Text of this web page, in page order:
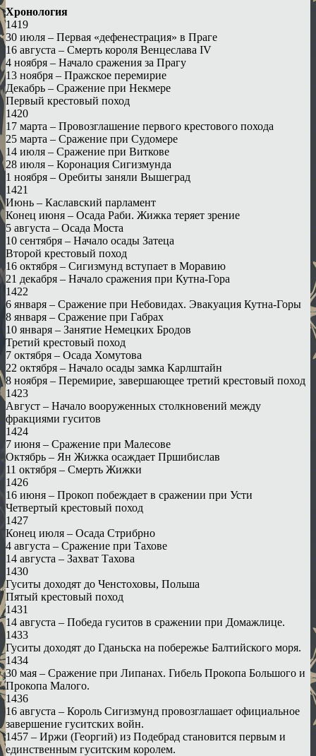
Хронология
1419
30 июля – Первая «дефенестрация» в Праге
16 августа – Смерть короля Венцеслава IV
4 ноября – Начало сражения за Прагу
13 ноября – Пражское перемирие
Декабрь – Сражение при Некмере
Первый крестовый поход
1420
17 марта – Провозглашение первого крестового похода
25 марта – Сражение при Судомере
14 июля – Сражение при Виткове
28 июля – Коронация Сигизмунда
1 ноября – Оребиты заняли Вышеград
1421
Июнь – Каславский парламент
Конец июня – Осада Раби. Жижка теряет зрение
5 августа – Осада Моста
10 сентября – Начало осады Затеца
Второй крестовый поход
16 октября – Сигизмунд вступает в Моравию
21 декабря – Начало сражения при Кутна-Гора
1422
6 января – Сражение при Небовидах. Эвакуация Кутна-Горы
8 января – Сражение при Габрах
10 января – Занятие Немецких Бродов
Третий крестовый поход
7 октября – Осада Хомутова
22 октября – Начало осады замка Карлштайн
8 ноября – Перемирие, завершающее третий крестовый поход
1423
Август – Начало вооруженных столкновений между
фракциями гуситов
1424
7 июня – Сражение при Малесове
Октябрь – Ян Жижка осаждает Пршибислав
11 октября – Смерть Жижки
1426
16 июня – Прокоп побеждает в сражении при Усти
Четвертый крестовый поход
1427
Конец июля – Осада Стрибрно
4 августа – Сражение при Тахове
14 августа – Захват Тахова
1430
Гуситы доходят до Ченстоховы, Польша
Пятый крестовый поход
1431
14 августа – Победа гуситов в сражении при Домажлице.
1433
Гуситы доходят до Гданьска на побережье Балтийского моря.
1434
30 мая – Сражение при Липанах. Гибель Прокопа Большого и
Прокопа Малого.
1436
16 августа – Король Сигизмунд провозглашает официальное
завершение гуситских войн.
1457 – Иржи (Георгий) из Подебрад становится первым и
единственным гуситским королем.